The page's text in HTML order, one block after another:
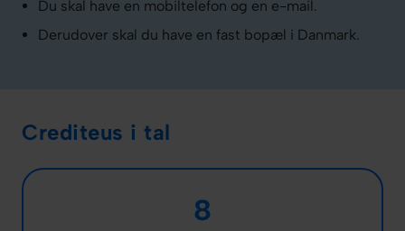
Du skal have en mobiltelefon og en e-mail.
Derudover skal du have en fast bopæl i Danmark.
Crediteus i tal
8